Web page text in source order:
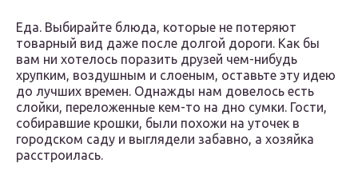
Еда. Выбирайте блюда, которые не потеряют
товарный вид даже после долгой дороги. Как бы
вам ни хотелось поразить друзей чем-нибудь
хрупким, воздушным и слоеным, оставьте эту идею
до лучших времен. Однажды нам довелось есть
слойки, переложенные кем-то на дно сумки. Гости,
собиравшие крошки, были похожи на уточек в
городском саду и выглядели забавно, а хозяйка
расстроилась.